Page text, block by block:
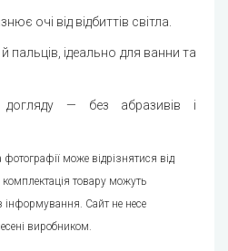
очі від відбиттів світла.
пальців, ідеально для ванни та
догляду — без абразивів і
фотографії може відрізнятися від
комплектація товару можуть
Сайт не несе
виробником.